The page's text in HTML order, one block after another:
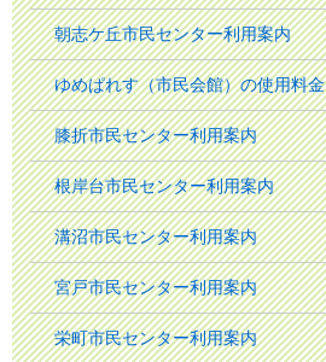
朝志ケ丘市民センター利用案内
ゆめぱれす（市民会館）の使用料金
膝折市民センター利用案内
根岸台市民センター利用案内
溝沼市民センター利用案内
宮戸市民センター利用案内
栄町市民センター利用案内